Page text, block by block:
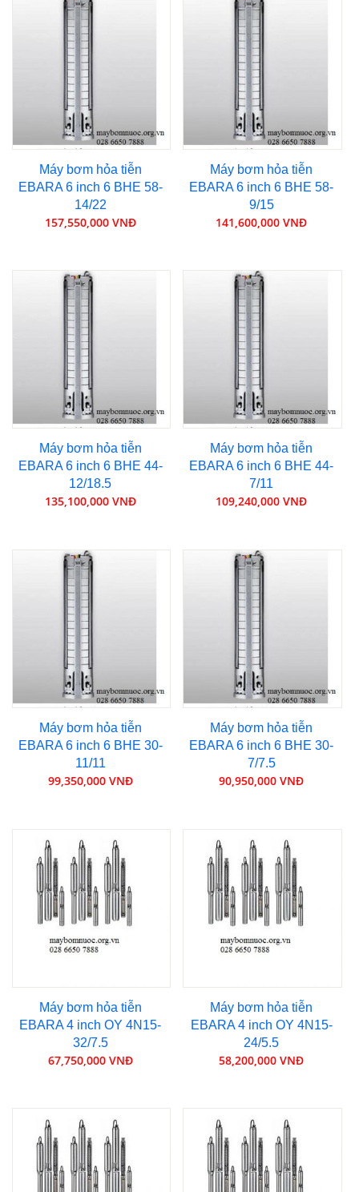
Máy bơm hỏa tiễn
EBARA 6 inch 6 BHE 58-
14/22
157,550,000 VNĐ
Máy bơm hỏa tiễn
EBARA 6 inch 6 BHE 58-
9/15
141,600,000 VNĐ
Máy bơm hỏa tiễn
EBARA 6 inch 6 BHE 44-
12/18.5
135,100,000 VNĐ
Máy bơm hỏa tiễn
EBARA 6 inch 6 BHE 44-
7/11
109,240,000 VNĐ
Máy bơm hỏa tiễn
EBARA 6 inch 6 BHE 30-
11/11
99,350,000 VNĐ
Máy bơm hỏa tiễn
EBARA 6 inch 6 BHE 30-
7/7.5
90,950,000 VNĐ
Máy bơm hỏa tiễn
EBARA 4 inch OY 4N15-
32/7.5
67,750,000 VNĐ
Máy bơm hỏa tiễn
EBARA 4 inch OY 4N15-
24/5.5
58,200,000 VNĐ